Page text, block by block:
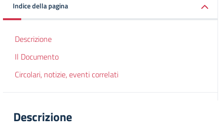
Indice della pagina
Descrizione
Il Documento
Circolari, notizie, eventi correlati
Descrizione